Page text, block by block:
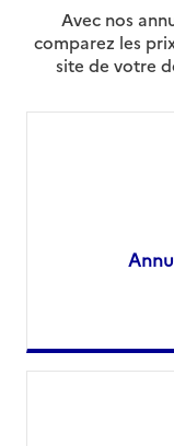
Avec nos
comparez les
site de votre